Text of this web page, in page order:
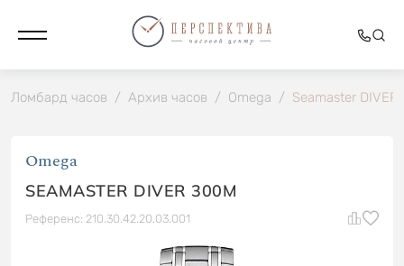
Ломбард часов / Архив часов / Omega / Seamaster
Omega
SEAMASTER DIVER 300M
Референс: 210.30.42.20.03.001